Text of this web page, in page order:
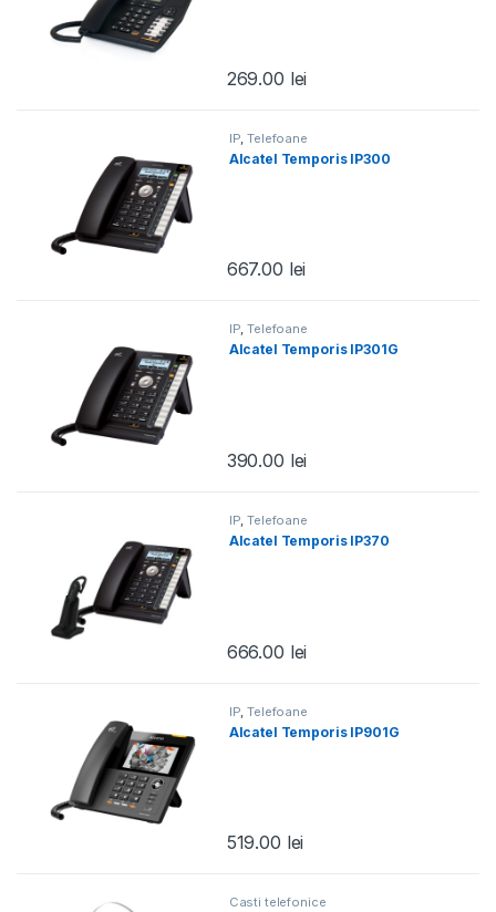
269.00 lei
IP,Telefoane
Alcatel Temporis IP300
667.00 lei
IP,Telefoane
Alcatel Temporis IP301G
390.00 lei
IP,Telefoane
Alcatel Temporis IP370
666.00 lei
IP ,Telefoane
Alcatel Temporis IP901G
519.00 lei
Casti telefonice